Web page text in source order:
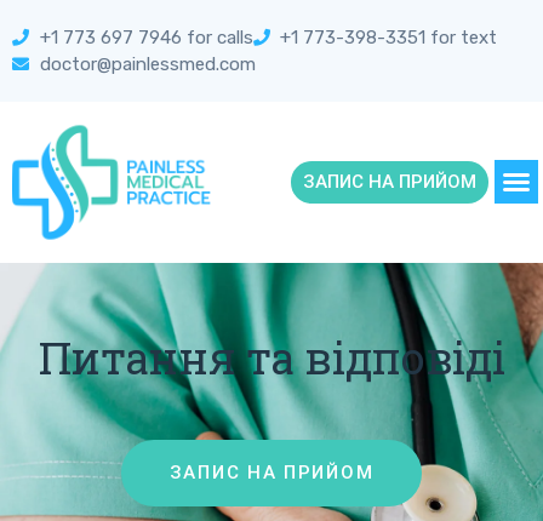
+1 773 697 7946 for calls
+1 773-398-3351 for text
doctor@painlessmed.com
ЗАПИС НА ПРИЙОМ
Питання та відповіді
ЗАПИС НА ПРИЙОМ